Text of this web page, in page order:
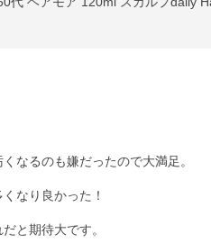
なるのも嫌だったので大満足。
なり良かった！
と期待大です。